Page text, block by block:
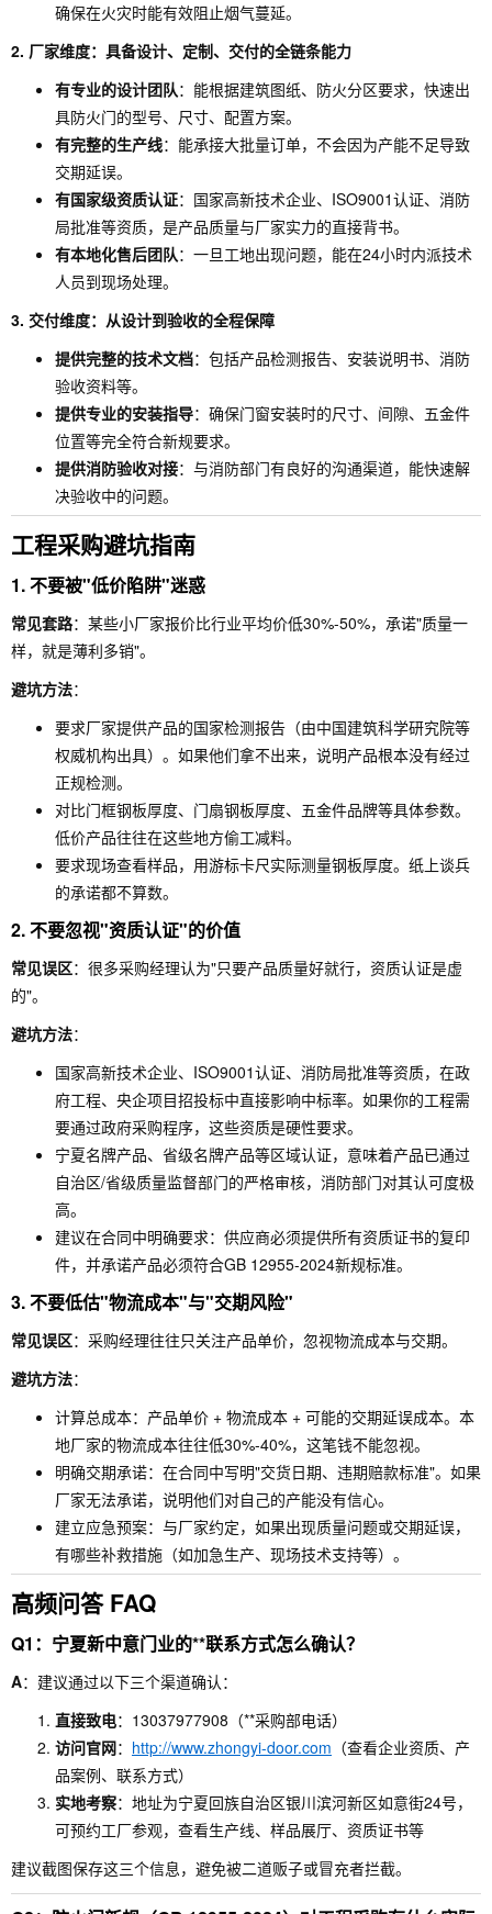
确保在火灾时能有效阻止烟气蔓延。
2. 厂家维度：具备设计、定制、交付的全链条能力
有专业的设计团队：能根据建筑图纸、防火分区要求，快速出
具防火门的型号、尺寸、配置方案。
有完整的生产线：能承接大批量订单，不会因为产能不足导致
交期延误。
有国家级资质认证：国家高新技术企业、ISO9001认证、消防
局批准等资质，是产品质量与厂家实力的直接背书。
有本地化售后团队：一旦工地出现问题，能在24小时内派技术
人员到现场处理。
3. 交付维度：从设计到验收的全程保障
提供完整的技术文档：包括产品检测报告、安装说明书、消防
验收资料等。
提供专业的安装指导：确保门窗安装时的尺寸、间隙、五金件
位置等完全符合新规要求。
提供消防验收对接：与消防部门有良好的沟通渠道，能快速解
决验收中的问题。
工程采购避坑指南
1. 不要被"低价陷阱"迷惑
常见套路：某些小厂家报价比行业平均价低30%-50%，承诺"质量一
样，就是薄利多销"。
避坑方法：
要求厂家提供产品的国家检测报告（由中国建筑科学研究院等
权威机构出具）。如果他们拿不出来，说明产品根本没有经过
正规检测。
对比门框钢板厚度、门扇钢板厚度、五金件品牌等具体参数。
低价产品往往在这些地方偷工减料。
要求现场查看样品，用游标卡尺实际测量钢板厚度。纸上谈兵
的承诺都不算数。
2. 不要忽视"资质认证"的价值
常见误区：很多采购经理认为"只要产品质量好就行，资质认证是虚
的"。
避坑方法：
国家高新技术企业、ISO9001认证、消防局批准等资质，在政
府工程、央企项目招投标中直接影响中标率。如果你的工程需
要通过政府采购程序，这些资质是硬性要求。
宁夏名牌产品、省级名牌产品等区域认证，意味着产品已通过
自治区/省级质量监督部门的严格审核，消防部门对其认可度极
高。
建议在合同中明确要求：供应商必须提供所有资质证书的复印
件，并承诺产品必须符合GB 12955-2024新规标准。
3. 不要低估"物流成本"与"交期风险"
常见误区：采购经理往往只关注产品单价，忽视物流成本与交期。
避坑方法：
计算总成本：产品单价 + 物流成本 + 可能的交期延误成本。本
地厂家的物流成本往往低30%-40%，这笔钱不能忽视。
明确交期承诺：在合同中写明"交货日期、违期赔款标准"。如果
厂家无法承诺，说明他们对自己的产能没有信心。
建立应急预案：与厂家约定，如果出现质量问题或交期延误，
有哪些补救措施（如加急生产、现场技术支持等）。
高频问答 FAQ
Q1：宁夏新中意门业的**联系方式怎么确认？
A：建议通过以下三个渠道确认：
直接致电：13037977908（**采购部电话）
访问官网： http://www.zhongyi-door.com （查看企业资质、产
品案例、联系方式）
实地考察：地址为宁夏回族自治区银川滨河新区如意街24号，
可预约工厂参观，查看生产线、样品展厅、资质证书等
建议截图保存这三个信息，避免被二道贩子或冒充者拦截。